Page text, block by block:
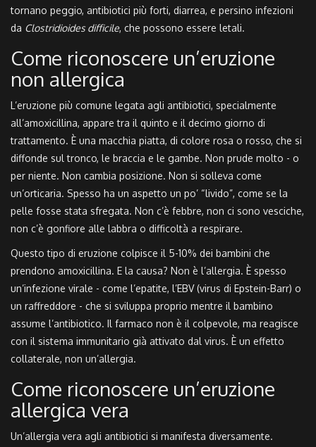
tornano peggio, antibiotici più forti, diarrea, e persino infezioni
da Clostridioides difficile, che possono essere letali.
Come riconoscere un’eruzione
non allergica
L’eruzione più comune legata agli antibiotici, specialmente
all’amoxicillina, appare tra il quinto e il decimo giorno di
trattamento. È una macchia piatta, di colore rosa o rosso, che si
diffonde sul tronco, le braccia e le gambe. Non prude molto - o
per niente. Non cambia posizione. Non si solleva come
un’orticaria. Spesso ha un aspetto un po’ “livido”, come se la
pelle fosse stata sfregata. Non c’è febbre, non ci sono vesciche,
non c’è gonfiore alle labbra o difficoltà a respirare.
Questo tipo di eruzione colpisce il 5-10% dei bambini che
prendono amoxicillina. E la causa? Non è l’allergia. È spesso
un’infezione virale - come l’epatite, l’EBV (virus di Epstein-Barr) o
un raffreddore - che si sviluppa proprio mentre il bambino
assume l’antibiotico. Il farmaco non è il colpevole, ma reagisce
con il sistema immunitario già attivato dal virus. È un effetto
collaterale, non un’allergia.
Come riconoscere un’eruzione
allergica vera
Un’allergia vera agli antibiotici si manifesta diversamente.